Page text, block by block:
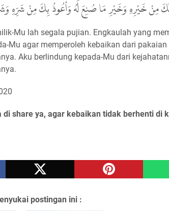
مِنْ خَيْرِهِ وَخَيْرِ مَا صُنِعَ لَهُ وَأَعُوذُ بِكَ مِنْ شَرِّهِ
Mu lah segala pujian. Engkaulah yang
Mu agar memperoleh kebaikan dari
Aku berlindung kepada-Mu dari
di share ya, agar kebaikan tidak berhenti di
postingan ini :